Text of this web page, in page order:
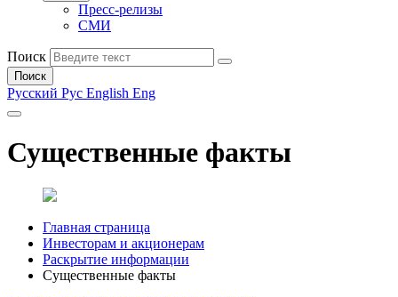
Пресс-релизы
СМИ
Поиск
Поиск
Русский Рус English Eng
Существенные факты
Главная страница
Инвесторам и акционерам
Раскрытие информации
Существенные факты